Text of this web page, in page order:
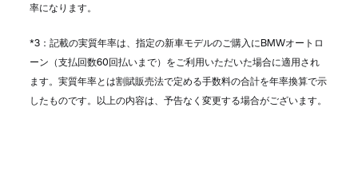
率になります。
*3：記載の実質年率は、指定の新車モデルのご購入にBMWオートロ
ーン（支払回数60回払いまで）をご利用いただいた場合に適用され
ます。実質年率とは割賦販売法で定める手数料の合計を年率換算で示
したものです。以上の内容は、予告なく変更する場合がございます。